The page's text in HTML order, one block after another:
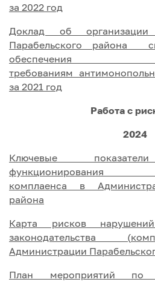
за 2022 год
Доклад об
Парабельского района
обеспечения
требованиям
за 2021 год
Работа с
2024
Ключевые
функционирования
комплаенса в
района
Карта рисков нарушений
законодательства
Администрации
План мероприятий по